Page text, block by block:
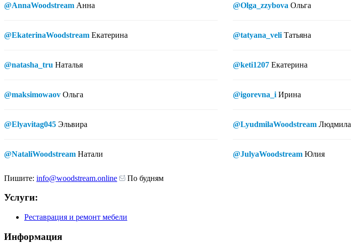
@AnnaWoodstream Анна
@EkaterinaWoodstream Екатерина
@natasha_tru Наталья
@maksimowaov Ольга
@Elyavitag045 Эльвира
@NataliWoodstream Натали
@Olga_zzybova Ольга
@tatyana_veli Татьяна
@keti1207 Екатерина
@igorevna_i Ирина
@LyudmilaWoodstream Людмила
@JulyaWoodstream Юлия
Пишите: info@woodstream.online По будням
Услуги:
Реставрация и ремонт мебели
Информация